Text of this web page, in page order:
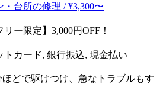
・台所の修理 / ¥3,300〜
リー限定】3,000円OFF！
トカード, 銀行振込, 現金払い
ほどで駆けつけ、急なトラブルもす